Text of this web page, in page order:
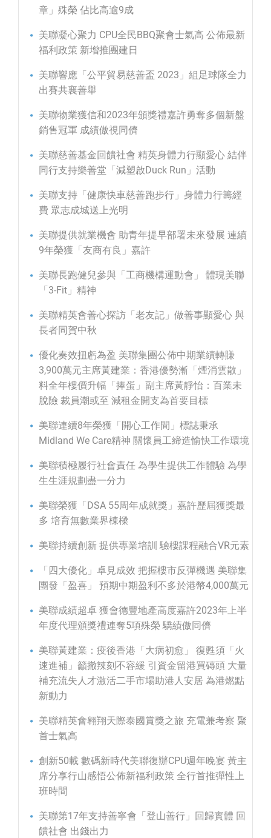
章」殊榮 佔比高逾9成
美聯凝心聚力 CPU全民BBQ聚會士氣高 公佈最新
福利政策 新增推團建日
美聯響應「公平貿易慈善盃 2023」組足球隊全力
出賽共襄善舉
美聯物業獲信和2023年頒獎禮嘉許勇奪多個新盤
銷售冠軍 成績傲視同儕
美聯慈善基金回饋社會 精英身體力行顯愛心 結伴
同行支持樂善堂「減塑啟Duck Run」活動
美聯支持「健康快車慈善跑步行」身體力行籌經
費 眾志成城送上光明
美聯提供就業機會 助青年提早部署未來發展 連續
9年榮獲「友商有良」嘉許
美聯長跑健兒參與「工商機構運動會」 體現美聯
「3-Fit」精神
美聯精英會善心探訪「老友記」做善事顯愛心 與
長者同賀中秋
優化奏效扭虧為盈 美聯集團公佈中期業績轉賺
3,900萬元主席黃建業：香港優勢漸「煙消雲散」
料全年樓價升幅「捧蛋」副主席黃靜怡：百業未
脫險 裁員潮或至 減租金開支為首要目標
美聯連續8年榮獲「開心工作間」標誌秉承
Midland We Care精神 關懷員工締造愉快工作環境
美聯積極履行社會責任 為學生提供工作體驗 為學
生生涯規劃盡一分力
美聯榮獲「DSA 55周年成就獎」嘉許歷屆獲獎最
多 培育無數業界棟樑
美聯持續創新 提供專業培訓 驗樓課程融合VR元素
「四大優化」卓見成效 把握樓市反彈機遇 美聯集
團發「盈喜」 預期中期盈利不多於港幣4,000萬元
美聯成績超卓 獲會德豐地產高度嘉許2023年上半
年度代理頒獎禮連奪5項殊榮 驕績傲同儕
美聯黃建業：疫後香港「大病初愈」 復甦須「火
速進補」籲撤辣刻不容緩 引資金留港買磚頭 大量
補充流失人才激活二手市場助港人安居 為港燃點
新動力
美聯精英會翱翔天際泰國賞獎之旅 充電兼考察 聚
首士氣高
創新50載 數碼新時代美聯復辦CPU週年晚宴 黃主
席分享行山感悟公佈新福利政策 全行首推彈性上
班時間
美聯第17年支持善寧會「登山善行」回歸實體 回
饋社會 出錢出力